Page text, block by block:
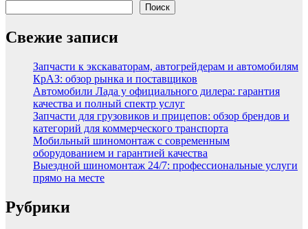
Поиск
Свежие записи
Запчасти к экскаваторам, автогрейдерам и автомобилям
КрАЗ: обзор рынка и поставщиков
Автомобили Лада у официального дилера: гарантия
качества и полный спектр услуг
Запчасти для грузовиков и прицепов: обзор брендов и
категорий для коммерческого транспорта
Мобильный шиномонтаж с современным
оборудованием и гарантией качества
Выездной шиномонтаж 24/7: профессиональные услуги
прямо на месте
Рубрики